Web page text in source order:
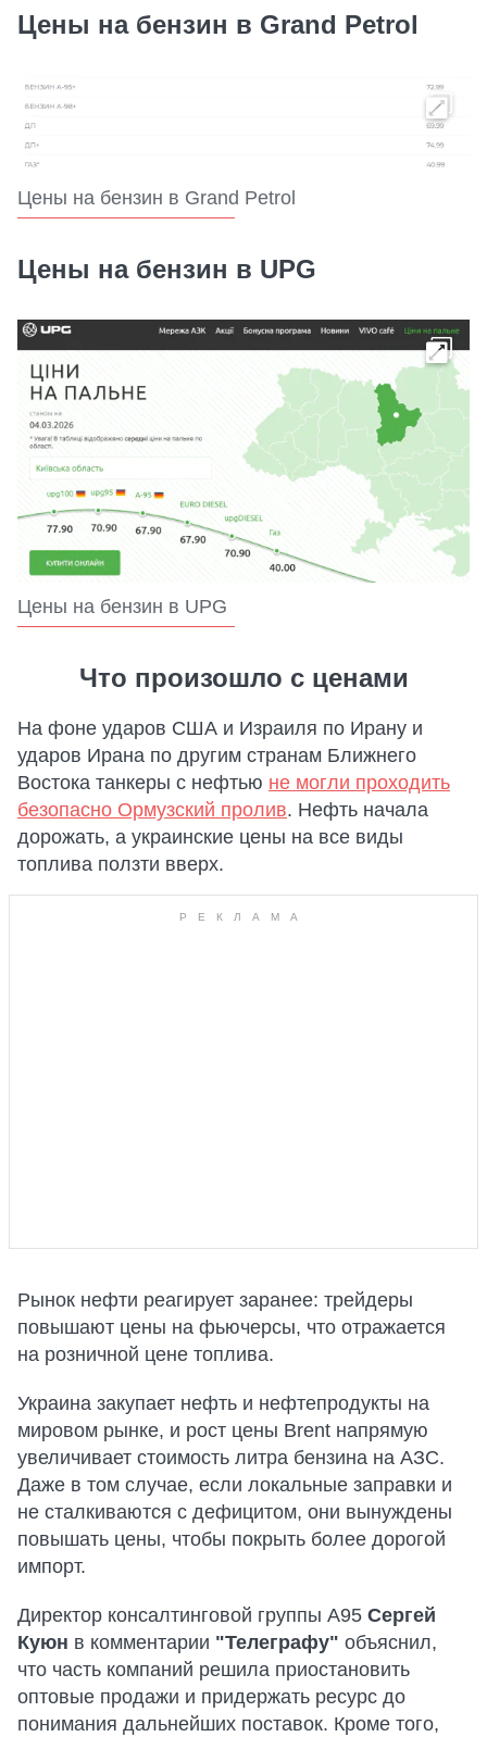
Цены на бензин в Grand Petrol
Цены на бензин в Grand Petrol
Цены на бензин в UPG
Цены на бензин в UPG
Что произошло с ценами
На фоне ударов США и Израиля по Ирану и
ударов Ирана по другим странам Ближнего
Востока танкеры с нефтью не могли проходить
безопасно Ормузский пролив. Нефть начала
дорожать, а украинские цены на все виды
топлива ползти вверх.
Рынок нефти реагирует заранее: трейдеры
повышают цены на фьючерсы, что отражается
на розничной цене топлива.
Украина закупает нефть и нефтепродукты на
мировом рынке, и рост цены Brent напрямую
увеличивает стоимость литра бензина на АЗС.
Даже в том случае, если локальные заправки и
не сталкиваются с дефицитом, они вынуждены
повышать цены, чтобы покрыть более дорогой
импорт.
Директор консалтинговой группы А95 Сергей
Куюн в комментарии "Телеграфу" объяснил,
что часть компаний решила приостановить
оптовые продажи и придержать ресурс до
понимания дальнейших поставок. Кроме того,